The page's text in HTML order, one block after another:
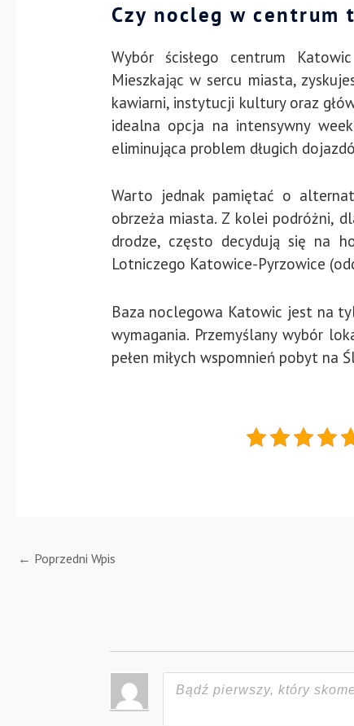
Czy nocleg w centrum
Wybór ścisłego centrum
Mieszkając w sercu miasta,
kawiarni, instytucji kultury oraz
idealna opcja na intensywny
eliminująca problem długich
Warto jednak pamiętać o
obrzeża miasta. Z kolei podróżni,
drodze, często decydują się na
Lotniczego Katowice-Pyrzowice
Baza noclegowa Katowic jest na
wymagania. Przemyślany wybór
pełen miłych wspomnień pobyt na
← Poprzedni Wpis